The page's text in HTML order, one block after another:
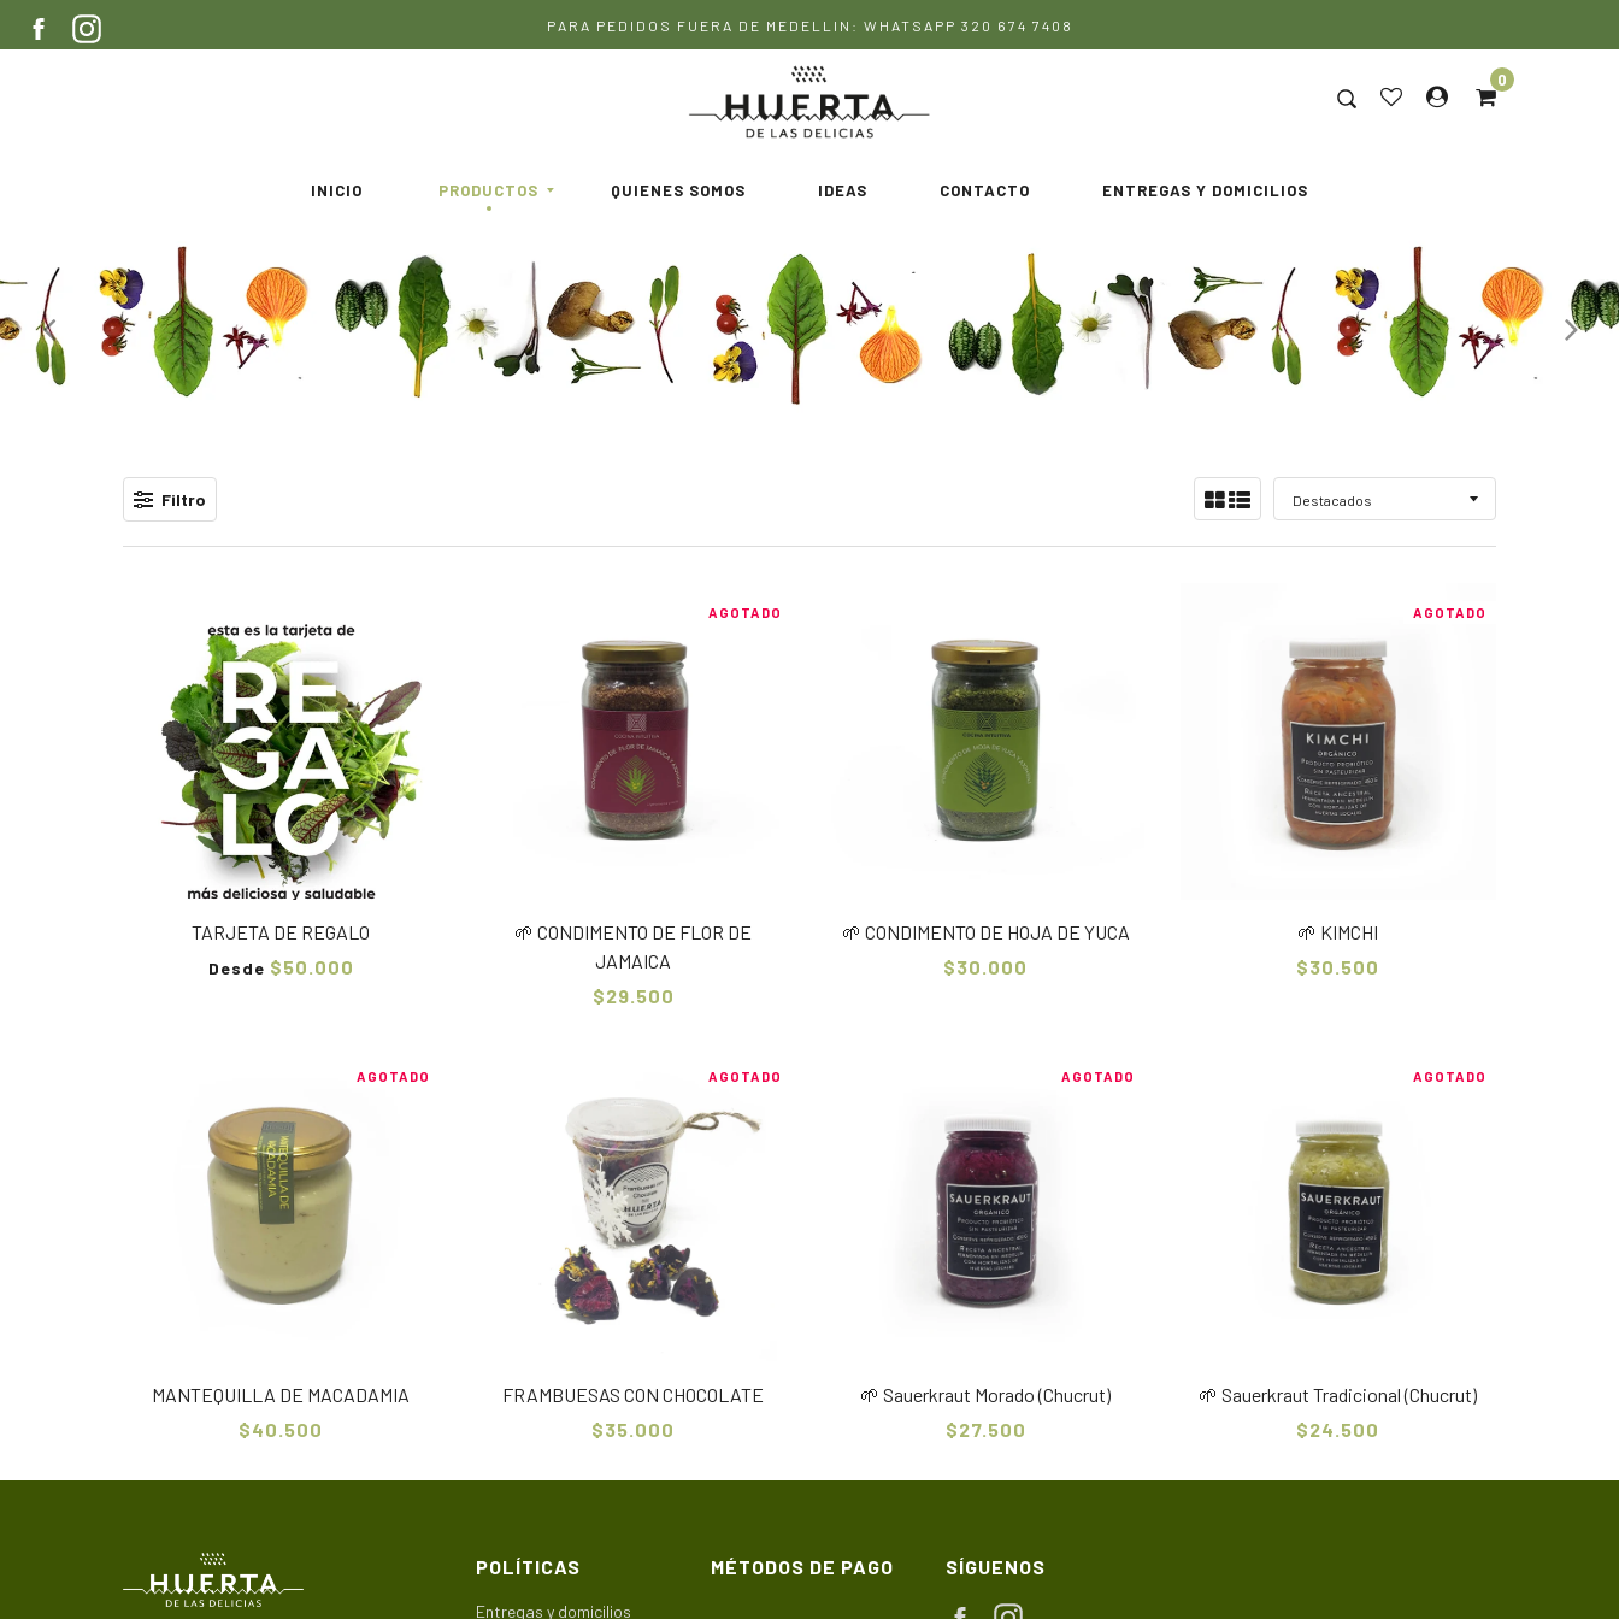
directamente
FACEBOOKINSTAGRAM PARA PEDIDOS FUERA DE MEDELLIN: WHATSAPP 320 674 7408
0
INICIO PRODUCTOS QUIENES SOMOS IDEAS CONTACTO ENTREGAS Y DOMICILIOS
Filtro
por
Ver:
TARJETA DE REGALO
Desde $50.000
AGOTADO
🌱 CONDIMENTO DE FLOR DE
JAMAICA
$29.500
🌱 CONDIMENTO DE HOJA DE YUCA
$30.000
AGOTADO
🌱 KIMCHI
$30.500
AGOTADO
MANTEQUILLA DE MACADAMIA
$40.500
AGOTADO
FRAMBUESAS CON CHOCOLATE
$35.000
AGOTADO
🌱 Sauerkraut Morado (Chucrut)
$27.500
AGOTADO
🌱 Sauerkraut Tradicional (Chucrut)
$24.500
POLÍTICAS
Entregas y domicilios
MÉTODOS DE PAGO SÍGUENOS
FacebookInstagram